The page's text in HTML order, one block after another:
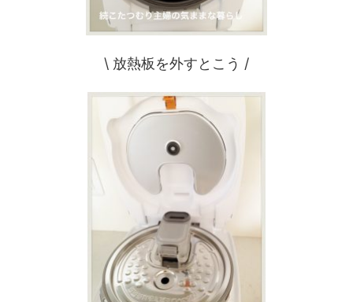
\ 放熱板を外すとこう /